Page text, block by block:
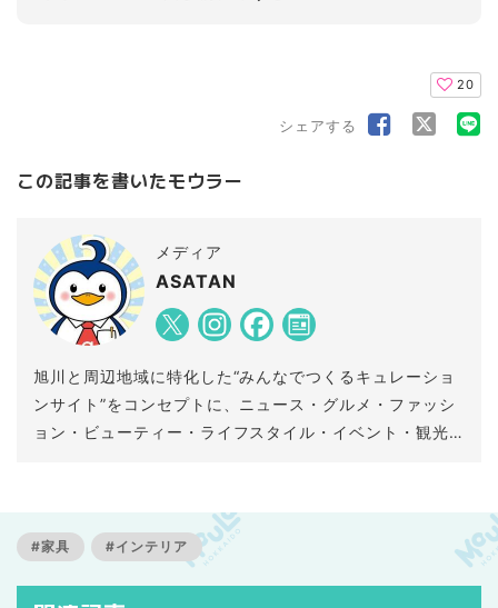
20
シェアする
この記事を書いたモウラー
メディア
ASATAN
旭川と周辺地域に特化した“みんなでつくるキュレーショ
ンサイト”をコンセプトに、ニュース・グルメ・ファッシ
ョン・ビューティー・ライフスタイル・イベント・観光
#家具 #インテリア